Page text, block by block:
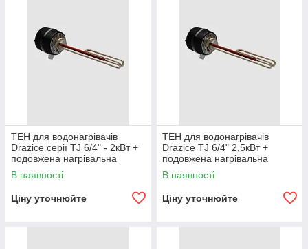
ТЕН для водонагрівачів
Drazice серії TJ 6/4" - 2кВт +
подовжена нагрівальна
частина + кабель
В наявності
Ціну уточнюйте
ТЕН для водонагрівачів
Drazice TJ 6/4" 2,5кВт +
подовжена нагрівальна
частина + кабель
В наявності
Ціну уточнюйте